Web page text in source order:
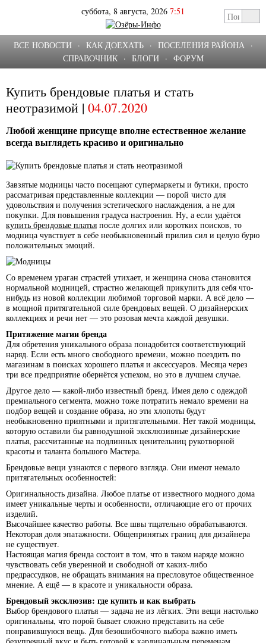
суббота, 8 августа, 2026 7:51
ВСЕ НОВОСТИ · КАК ДОЕХАТЬ · ПОСЕЛЕНИЯ РАЙОНА
·
СПРАВОЧНИК
· БЛОГИ · ФОРУМ
Купить брендовые платья и стать
неотразимой | 04.07.2020
Любой женщине присуще вполне естественное желание
всегда выглядеть красиво и оригинально
Завзятые модницы часто посещают супермаркеты и бутики, просто
рассматривая представленные коллекции — порой чисто для
удовольствия и получения эстетического наслаждения, а не для
покупки. Для повышения градуса настроения. Ну, а если удаётся
купить брендовые платья после долгих или коротких поисков, то
модница чувствует в себе необыкновенный прилив сил и целую бурю
положительных эмоций.
Со временем ураган страстей утихает, и женщина снова становится
нормальной модницей, страстно желающей прикупить для себя что-
нибудь из новой коллекции любимой торговой марки. А всё дело —
в мощной притягательной силе брендовых вещей. О дизайнерских
коллекциях и речи нет — это розовая мечта каждой девушки.
Притяжение магии бренда
Для обретения уникального образа понадобится соответствующий
наряд. Если есть много свободного времени, можно поездить по
магазинам в поисках хорошего платья и аксессуаров. Месяца через
три все предприятие обернётся успехом, но это в лучшем случае.
Другое дело — какой-либо известный бренд. Имея дело с одеждой
премиального сегмента, можно тоже потратить немало времени на
подбор вещей и создание образа, но эти хлопоты будут
необыкновенно приятными и притягательными. Нет такой модницы,
которую оставили бы равнодушной эксклюзивные дизайнерские
платья, рассчитанные на подлинных ценительниц рукотворной
красоты и таланта большого Мастера.
Брендовые вещи узнаются с первого взгляда. Они имеют немало
притягательных особенностей:
Оригинальность дизайна. Любое платье от известного модного дома
имеет уникальные черты и особенности, отличающие его от прочих
изделий.
Высочайшее качество работы. Все швы тщательно обрабатываются.
Некоторая доля эпатажности. Общепринятых границ для дизайнера
не существует.
Настоящая магия бренда состоит в том, что в таком наряде можно
чувствовать себя уверенной и свободной от каких-либо
предрассудков, не обращать внимания на пресловутое общественное
мнение. А ещё — в красоте и уникальности образа.
Брендовый эксклюзив: где купить и как выбрать
Выбор брендового платья — задача не из лёгких. Эти вещи настолько
оригинальны, что порой бывает сложно представить на себе
понравившуюся вещь. Для безошибочного выбора важно иметь